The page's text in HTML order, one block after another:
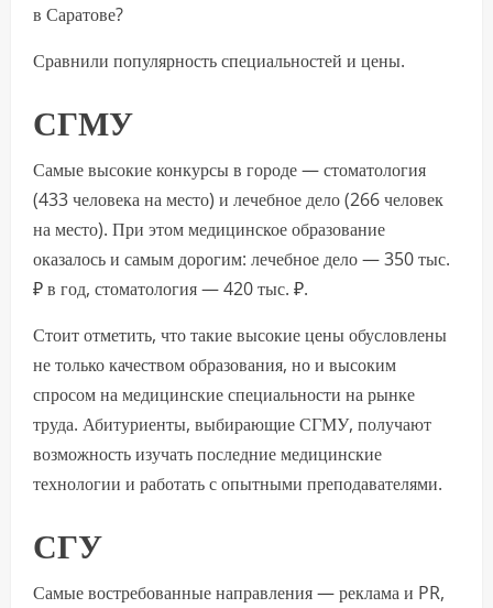
в Саратове?
Сравнили популярность специальностей и цены.
СГМУ
Самые высокие конкурсы в городе — стоматология
(433 человека на место) и лечебное дело (266 человек
на место). При этом медицинское образование
оказалось и самым дорогим: лечебное дело — 350 тыс.
₽ в год, стоматология — 420 тыс. ₽.
Стоит отметить, что такие высокие цены обусловлены
не только качеством образования, но и высоким
спросом на медицинские специальности на рынке
труда. Абитуриенты, выбирающие СГМУ, получают
возможность изучать последние медицинские
технологии и работать с опытными преподавателями.
СГУ
Самые востребованные направления — реклама и PR,